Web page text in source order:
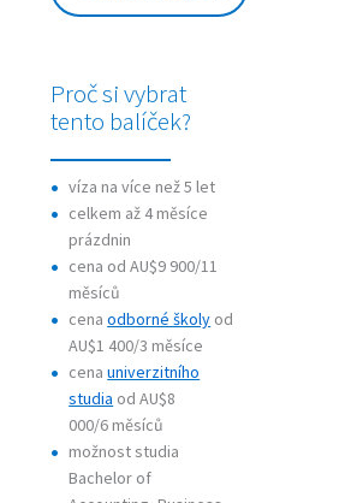
Proč si vybrat
tento balíček?
víza na více než 5 let
celkem až 4 měsíce
prázdnin
cena od AU$9 900/11
měsíců
cenaodborné školy od
AU$1 400/3měsíce
cenauniverzitního
studia od AU$8
000/6měsíců
možnost studia
Bachelor of